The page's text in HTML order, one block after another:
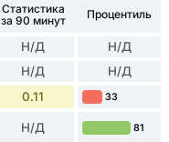
Статистика
за 90 минут
Процентиль
Н/Д Н/Д
Н/Д Н/Д
0.11 33
Н/Д 81